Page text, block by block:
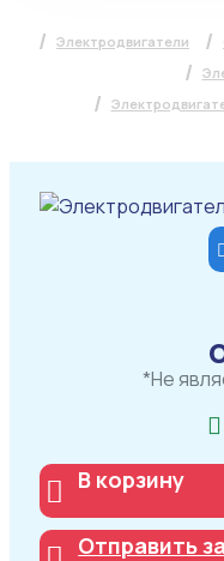
Электродвигатели
*Не
В корзину
Отправить